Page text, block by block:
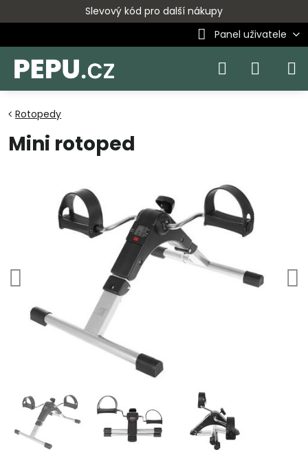
Slevový kód pro další nákupy
Panel uživatele
Rotopedy
Mini rotoped